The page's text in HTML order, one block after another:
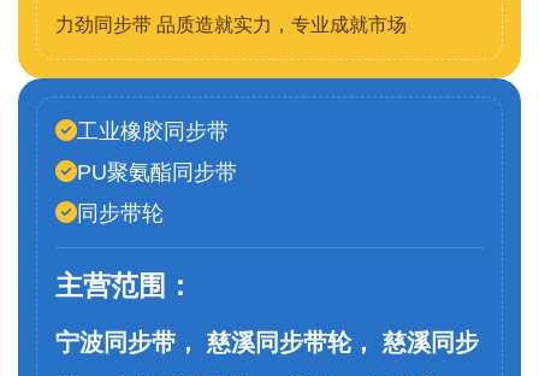
力劲同步带 品质造就实力，专业成就市场
工业橡胶同步带
PU聚氨酯同步带
同步带轮
主营范围：
宁波同步带， 慈溪同步带轮， 慈溪同步